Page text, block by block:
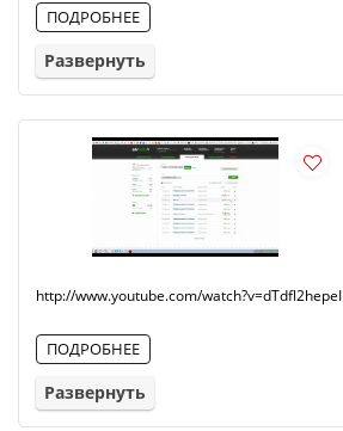
ПОДРОБНЕЕ
Развернуть
http://www.youtube.com/watch?v=dTdfl2hepeI
ПОДРОБНЕЕ
Развернуть